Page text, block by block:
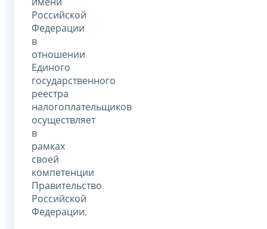
Российской
Федерации
в
отношении
Единого
государственного
реестра
налогоплательщиков
осуществляет
в
рамках
своей
компетенции
Правительство
Российской
Федерации.